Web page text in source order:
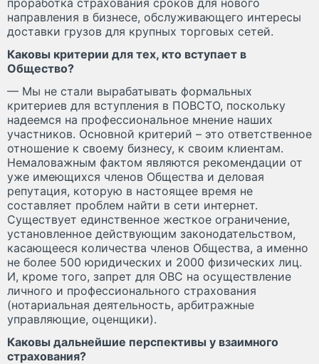
направления в бизнесе, обслуживающего интересы
доставки грузов для крупных торговых сетей.
Каковы критерии для тех, кто вступает в
Общество?
— Мы не стали вырабатывать формальных
критериев для вступления в ПОВСТО, поскольку
надеемся на профессиональное мнение наших
участников. Основной критерий – это ответственное
отношение к своему бизнесу, к своим клиентам.
Немаловажным фактом являются рекомендации от
уже имеющихся членов Общества и деловая
репутация, которую в настоящее время не
составляет проблем найти в сети интернет.
Существует единственное жесткое ограничение,
установленное действующим законодательством,
касающееся количества членов Общества, а именно
не более 500 юридических и 2000 физических лиц.
И, кроме того, запрет для ОВС на осуществление
личного и профессионального страхования
(нотариальная деятельность, арбитражные
управляющие, оценщики).
Каковы дальнейшие перспективы у взаимного
страхования?